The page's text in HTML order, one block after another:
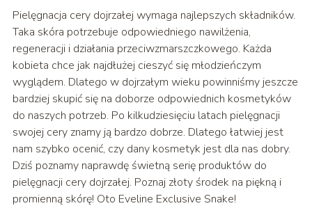
Pielęgnacja cery dojrzałej wymaga najlepszych składników.
Taka skóra potrzebuje odpowiedniego nawilżenia,
regeneracji i działania przeciwzmarszczkowego. Każda
kobieta chce jak najdłużej cieszyć się młodzieńczym
wyglądem. Dlatego w dojrzałym wieku powinniśmy jeszcze
bardziej skupić się na doborze odpowiednich kosmetyków
do naszych potrzeb. Po kilkudziesięciu latach pielęgnacji
swojej cery znamy ją bardzo dobrze. Dlatego łatwiej jest
nam szybko ocenić, czy dany kosmetyk jest dla nas dobry.
Dziś poznamy naprawdę świetną serię produktów do
pielęgnacji cery dojrzałej. Poznaj złoty środek na piękną i
promienną skórę! Oto Eveline Exclusive Snake!